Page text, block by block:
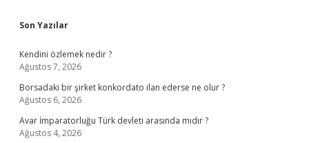
Sidebar
Son Yazılar
Kendini özlemek nedir ?
Ağustos 7, 2026
Borsadaki bir şirket konkordato ilan ederse ne olur ?
Ağustos 6, 2026
Avar İmparatorluğu Türk devleti arasında mıdır ?
Ağustos 4, 2026